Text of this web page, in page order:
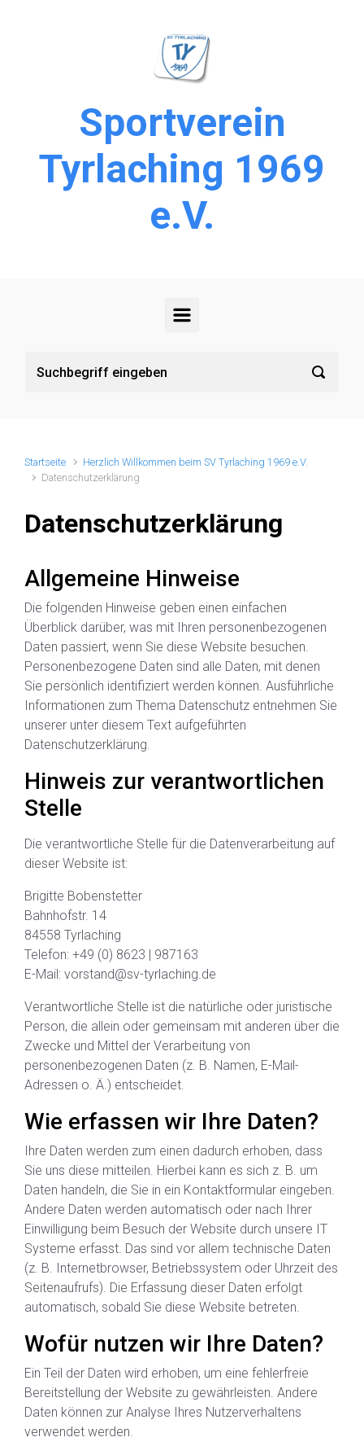
Sportverein
Tyrlaching 1969
e.V.
Startseite
Herzlich Willkommen beim SV Tyrlaching 1969 e.V.
Datenschutzerklärung
Datenschutzerklärung
Allgemeine Hinweise
Die folgenden Hinweise geben einen einfachen
Überblick darüber, was mit Ihren personenbezogenen
Daten passiert, wenn Sie diese Website besuchen.
Personenbezogene Daten sind alle Daten, mit denen
Sie persönlich identifiziert werden können. Ausführliche
Informationen zum Thema Datenschutz entnehmen Sie
unserer unter diesem Text aufgeführten
Datenschutzerklärung.
Hinweis zur verantwortlichen
Stelle
Die verantwortliche Stelle für die Datenverarbeitung auf
dieser Website ist:
Brigitte Bobenstetter
Bahnhofstr. 14
84558 Tyrlaching
Telefon: +49 (0) 8623 | 987163
E-Mail: vorstand@sv-tyrlaching.de
Verantwortliche Stelle ist die natürliche oder juristische
Person, die allein oder gemeinsam mit anderen über die
Zwecke und Mittel der Verarbeitung von
personenbezogenen Daten (z. B. Namen, E-Mail-
Adressen o. Ä.) entscheidet.
Wie erfassen wir Ihre Daten?
Ihre Daten werden zum einen dadurch erhoben, dass
Sie uns diese mitteilen. Hierbei kann es sich z. B. um
Daten handeln, die Sie in ein Kontaktformular eingeben.
Andere Daten werden automatisch oder nach Ihrer
Einwilligung beim Besuch der Website durch unsere IT
Systeme erfasst. Das sind vor allem technische Daten
(z. B. Internetbrowser, Betriebssystem oder Uhrzeit des
Seitenaufrufs). Die Erfassung dieser Daten erfolgt
automatisch, sobald Sie diese Website betreten.
Wofür nutzen wir Ihre Daten?
Ein Teil der Daten wird erhoben, um eine fehlerfreie
Bereitstellung der Website zu gewährleisten. Andere
Daten können zur Analyse Ihres Nutzerverhaltens
verwendet werden.